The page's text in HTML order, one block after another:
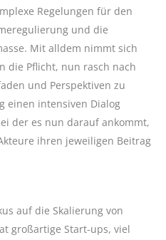
Regelungen für den
und die
Mit alldem nimmt sich
die Pflicht, nun rasch nach
und Perspektiven zu
einen intensiven Dialog
der es nun darauf ankommt,
ihren jeweiligen Beitrag
auf die Skalierung von
großartige Start-ups, viel